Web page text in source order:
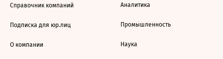
Справочник компаний
Подписка для юр.лиц
О компании
Аналитика
Промышленность
Наука